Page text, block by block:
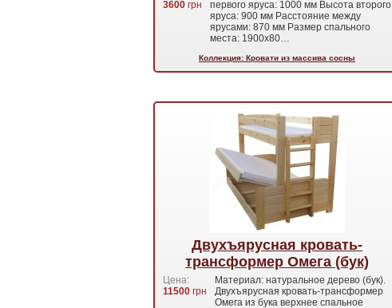
3600 грн
первого яруса: 1000 мм Высота второго
яруса: 900 мм Расстояние между
ярусами: 870 мм Размер спального
места: 1900x80…
Коллекция: Кровати из массива сосны
Двухъярусная кровать-
трансформер Омега (бук)
Цена:
11500 грн
Материал: натуральное дерево (бук).
Двухъярусная кровать-трансформер
Омега из бука верхнее спальное